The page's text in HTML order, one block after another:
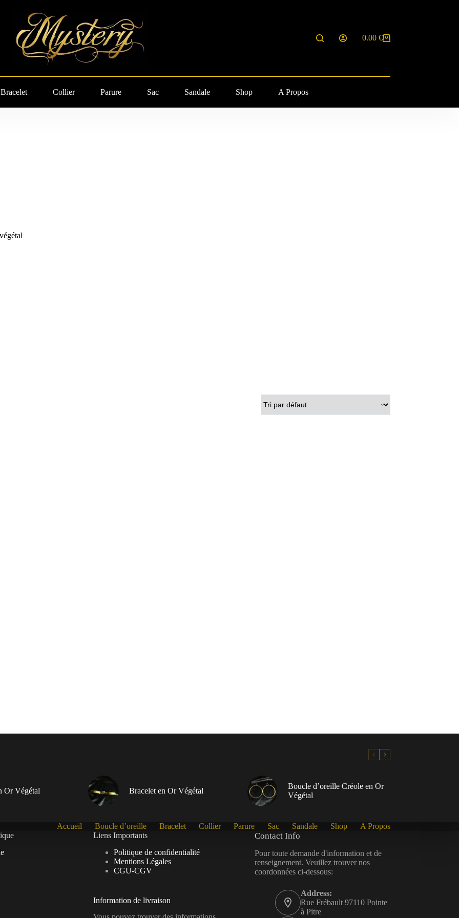
Panier
0.00 €
Bracelet Collier Parure Sac Sandale Shop A Propos
Or Végétal Bracelet en Or Végétal
Boucle d’oreille Créole en Or
Végétal
Accueil Boucle d’oreille Bracelet Collier Parure Sac Sandale Shop
A Propos
Liens Importants
Politique de confidentialité
Mentions Légales
CGU-CGV
Information de livraison
Contact Info
Pour toute demande d'information et de
renseignement. Veuillez trouver nos
coordonnées ci-dessous:
Address:
Rue Frébault 97110 Pointe
à Pitre